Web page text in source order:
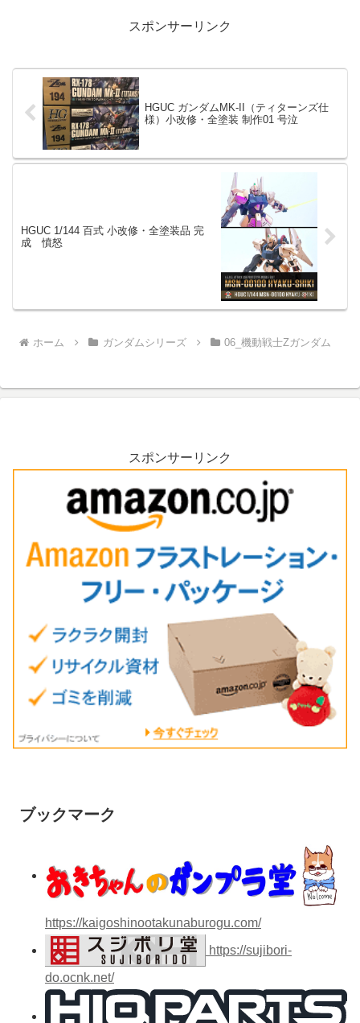
スポンサーリンク
HGUC ガンダムMK-II（ティターンズ仕
様）小改修・全塗装 制作01 号泣
HGUC 1/144 百式 小改修・全塗装品 完
成 憤怒
ホーム ガンダムシリーズ 06_機動戦士Zガンダム
スポンサーリンク
ブックマーク
https://kaigoshinootakunaburogu.com/
https://sujibori-
do.ocnk.net/